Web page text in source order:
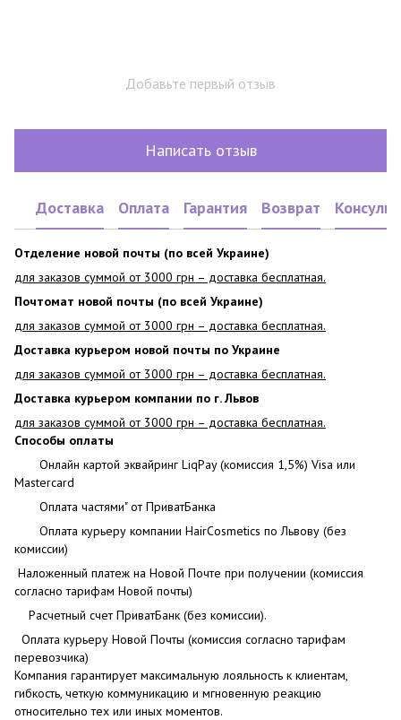
Добавьте первый отзыв
Написать отзыв
Доставка Оплата Гарантия Возврат
Отделение новой почты (по всей Украине)
для заказов суммой от 3000 грн – доставка бесплатная.
Почтомат новой почты (по всей Украине)
для заказов суммой от 3000 грн – доставка бесплатная.
Доставка курьером новой почты по Украине
для заказов суммой от 3000 грн – доставка бесплатная.
Доставка курьером компании по г. Львов
для заказов суммой от 3000 грн – доставка бесплатная.
Способы оплаты
Онлайн картой эквайринг LiqPay (комиссия 1,5%) Visa или
Mastercard
Оплата частями" от ПриватБанка
Оплата курьеру компании HairCosmetics по Львову (без
комиссии)
Наложенный платеж на Новой Почте при получении (комиссия
согласно тарифам Новой почты)
Расчетный счет ПриватБанк (без комиссии).
Оплата курьеру Новой Почты (комиссия согласно тарифам
перевозчика)
Компания гарантирует максимальную лояльность к клиентам,
гибкость, четкую коммуникацию и мгновенную реакцию
относительно тех или иных моментов.